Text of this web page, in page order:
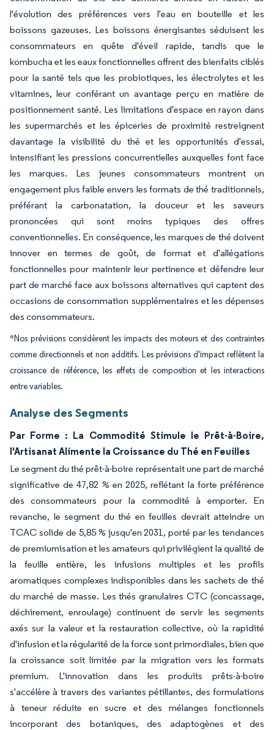
l'évolution des préférences vers l'eau en bouteille et les
boissons gazeuses. Les boissons énergisantes séduisent les
consommateurs en quête d'éveil rapide, tandis que le
kombucha et les eaux fonctionnelles offrent des bienfaits ciblés
pour la santé tels que les probiotiques, les électrolytes et les
vitamines, leur conférant un avantage perçu en matière de
positionnement santé. Les limitations d'espace en rayon dans
les supermarchés et les épiceries de proximité restreignent
davantage la visibilité du thé et les opportunités d'essai,
intensifiant les pressions concurrentielles auxquelles font face
les marques. Les jeunes consommateurs montrent un
engagement plus faible envers les formats de thé traditionnels,
préférant la carbonatation, la douceur et les saveurs
prononcées qui sont moins typiques des offres
conventionnelles. En conséquence, les marques de thé doivent
innover en termes de goût, de format et d'allégations
fonctionnelles pour maintenir leur pertinence et défendre leur
part de marché face aux boissons alternatives qui captent des
occasions de consommation supplémentaires et les dépenses
des consommateurs.
*Nos prévisions considèrent les impacts des moteurs et des contraintes
comme directionnels et non additifs. Les prévisions d'impact reflètent la
croissance de référence, les effets de composition et les interactions
entre variables.
Analyse des Segments
Par Forme : La Commodité Stimule le Prêt-à-Boire,
l'Artisanat Alimente la Croissance du Thé en Feuilles
Le segment du thé prêt-à-boire représentait une part de marché
significative de 47,82 % en 2025, reflétant la forte préférence
des consommateurs pour la commodité à emporter. En
revanche, le segment du thé en feuilles devrait atteindre un
TCAC solide de 5,85 % jusqu'en 2031, porté par les tendances
de premiumisation et les amateurs qui privilégient la qualité de
la feuille entière, les infusions multiples et les profils
aromatiques complexes indisponibles dans les sachets de thé
du marché de masse. Les thés granulaires CTC (concassage,
déchirement, enroulage) continuent de servir les segments
axés sur la valeur et la restauration collective, où la rapidité
d'infusion et la régularité de la force sont primordiales, bien que
la croissance soit limitée par la migration vers les formats
premium. L'innovation dans les produits prêts-à-boire
s'accélère à travers des variantes pétillantes, des formulations
à teneur réduite en sucre et des mélanges fonctionnels
incorporant des botaniques, des adaptogènes et des